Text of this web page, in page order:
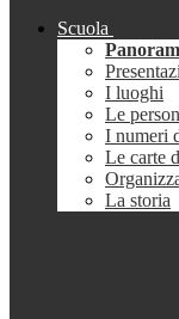
Scuola
I luoghi
Le
I numeri
Le carte
La storia